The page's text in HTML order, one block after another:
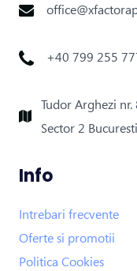
+40 799 255
Tudor Arghezi nr.
Sector 2 Bucuresti
Info
Intrebari frecvente
Oferte si promotii
Politica Cookies